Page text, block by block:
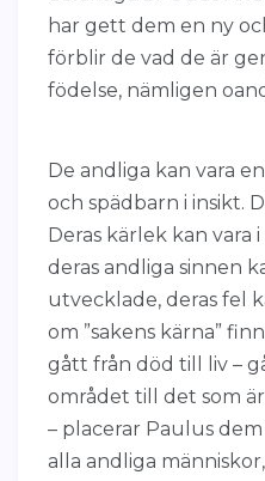
har gett dem en ny
förblir de vad de är
födelse, nämligen
De andliga kan vara
och spädbarn i insikt.
Deras kärlek kan vara
deras andliga sinnen
utvecklade, deras fel
om ”sakens kärna”
gått från död till liv –
området till det som
– placerar Paulus dem
alla andliga